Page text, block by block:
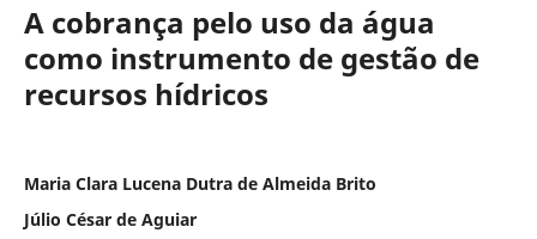
A cobrança pelo uso da água
como instrumento de gestão de
recursos hídricos
Maria Clara Lucena Dutra de Almeida Brito
Júlio César de Aguiar